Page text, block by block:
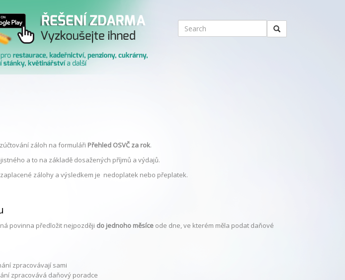
záloh na formuláři Přehled OSVČ za rok.
a to na základě dosažených příjmů a výdajů.
zálohy a výsledkem je nedoplatek nebo přeplatek.
povinna předložit nejpozději do jednoho měsíce ode dne, ve kterém měla podat daňové
zpracovávají sami
zpracovává daňový poradce